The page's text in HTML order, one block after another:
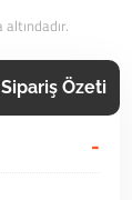
Sipariş Özeti
-